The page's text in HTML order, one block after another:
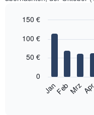
chart
bars.
folgende
graphic.
JanFebMrz
0
50 €
100 €
150 €